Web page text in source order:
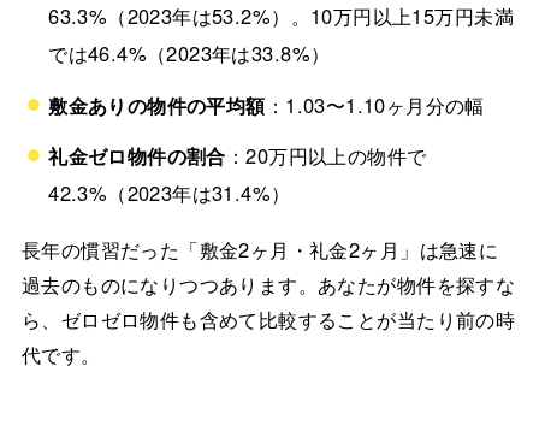
63.3%（2023年は53.2%）。10万円以上15万円未満
では46.4%（2023年は33.8%）
敷金ありの物件の平均額：1.03〜1.10ヶ月分の幅
礼金ゼロ物件の割合 ：20万円以上の物件で
42.3%（2023年は31.4%）
長年の慣習だった「敷金2ヶ月・礼金2ヶ月」は急速に
過去のものになりつつあります。あなたが物件を探すな
ら、ゼロゼロ物件も含めて比較することが当たり前の時
代です。